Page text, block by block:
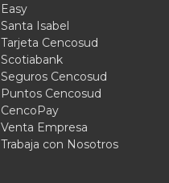
Easy
Santa Isabel
Tarjeta Cencosud
Scotiabank
Seguros Cencosud
Puntos Cencosud
CencoPay
Venta Empresa
Trabaja con Nosotros